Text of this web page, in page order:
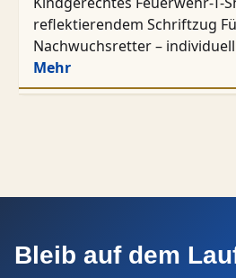
reflektierendem Schriftzug
Nachwuchsretter –
Mehr
Bleib auf dem